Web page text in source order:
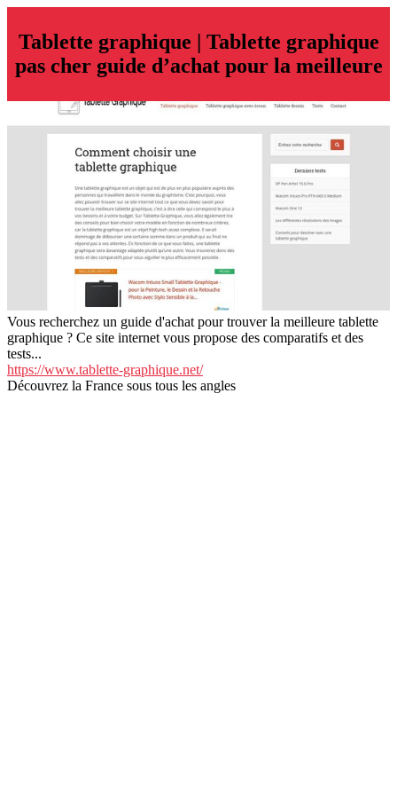
Tablette graphique | Tablette graphique
pas cher guide d’achat pour la meilleure
Vous recherchez un guide d'achat pour trouver la meilleure tablette
graphique ? Ce site internet vous propose des comparatifs et des
tests...
https://www.tablette-graphique.net/
Découvrez la France sous tous les angles